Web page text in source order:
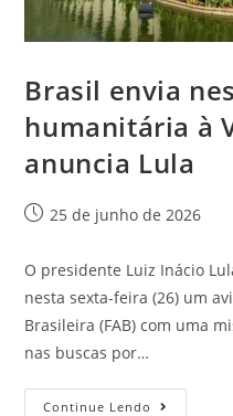
Brasil envia
humanitária à
anuncia Lula
25 de junho de 2026
O presidente Luiz Inácio
nesta sexta-feira (26) um
Brasileira (FAB) com uma
nas buscas por…
Continue Lendo